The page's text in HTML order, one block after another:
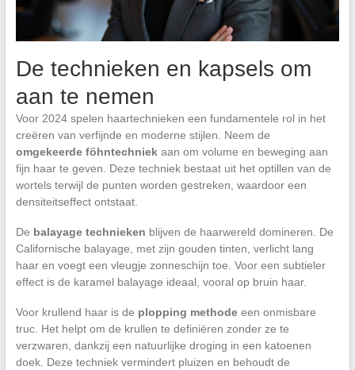
De technieken en kapsels om
aan te nemen
Voor 2024 spelen haartechnieken een fundamentele rol in het
creëren van verfijnde en moderne stijlen. Neem de
omgekeerde föhntechniekaan om volume en beweging aan
fijn haar te geven. Deze techniek bestaat uit het optillen van de
wortels terwijl de punten worden gestreken, waardoor een
densiteitseffect ontstaat.
De balayage technieken blijven de haarwereld domineren. De
Californische balayage, met zijn gouden tinten, verlicht lang
haar en voegt een vleugje zonneschijn toe. Voor een subtieler
effect is de karamel balayage ideaal, vooral op bruin haar.
Voor krullend haar is de plopping methodeeen onmisbare
truc. Het helpt om de krullen te definiëren zonder ze te
verzwaren, dankzij een natuurlijke droging in een katoenen
doek. Deze techniek vermindert pluizen en behoudt de